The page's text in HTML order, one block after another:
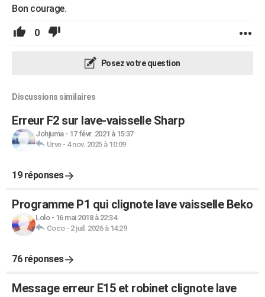
Bon courage.
0
Posez votre question
Discussions similaires
Erreur F2 sur lave-vaisselle Sharp
Johjuma- 17 févr. 2021 à 15:37
Urve- 4 nov. 2025 à 10:09
19 réponses
Programme P1 qui clignote lave vaisselle Beko
Lolo- 16 mai 2018 à 22:34
Coco- 2 juil. 2026 à 14:29
76 réponses
Message erreur E15 et robinet clignote lave